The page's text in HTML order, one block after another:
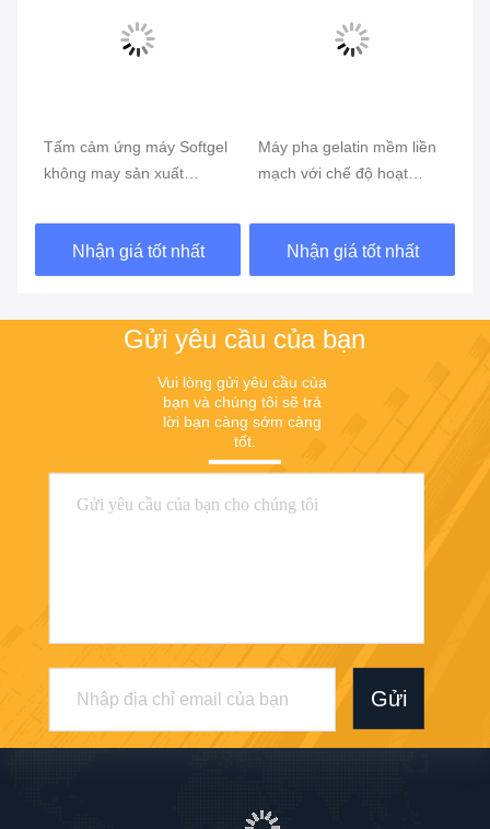
Máy pha gelatin mềm liền
mạch với chế độ hoạt
Nhận giá tốt nhất
Máy làm Softgel Máy
Softgel không may màn
Nhận giá tốt nhất
Gửi yêu cầu của bạn
Vui lòng gửi yêu cầu của
bạn và chúng tôi sẽ trả
lời bạn càng sớm càng
tốt.
Gửi